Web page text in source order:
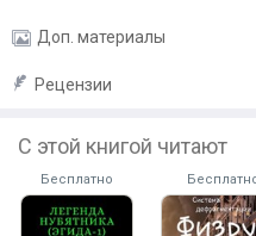
Глава 1
Глава 2
Глава 4
Глава 5
Доп. материалы
Иллюстрации
Рецензии
С этой книгой читают
Бесплатно